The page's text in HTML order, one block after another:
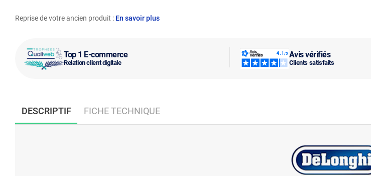
Top 1 E-commerce
Relation client digitale
Avis vérifiés
Clients satisfaits
Reprise de votre ancien produit : En savoir plus
DESCRIPTIF FICHE TECHNIQUE